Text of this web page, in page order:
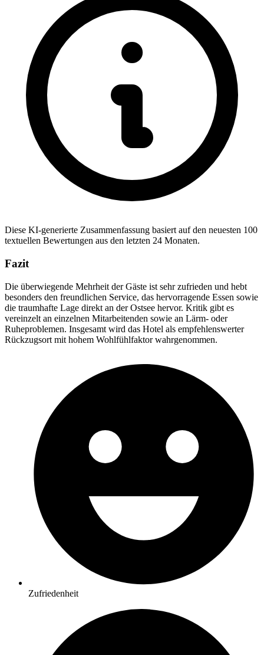
Diese KI-generierte Zusammenfassung basiert auf den neuesten 100
textuellen Bewertungen aus den letzten 24 Monaten.
Fazit
Die überwiegende Mehrheit der Gäste ist sehr zufrieden und hebt
besonders den freundlichen Service, das hervorragende Essen sowie
die traumhafte Lage direkt an der Ostsee hervor. Kritik gibt es
vereinzelt an einzelnen Mitarbeitenden sowie an Lärm- oder
Ruheproblemen. Insgesamt wird das Hotel als empfehlenswerter
Rückzugsort mit hohem Wohlfühlfaktor wahrgenommen.
Zufriedenheit